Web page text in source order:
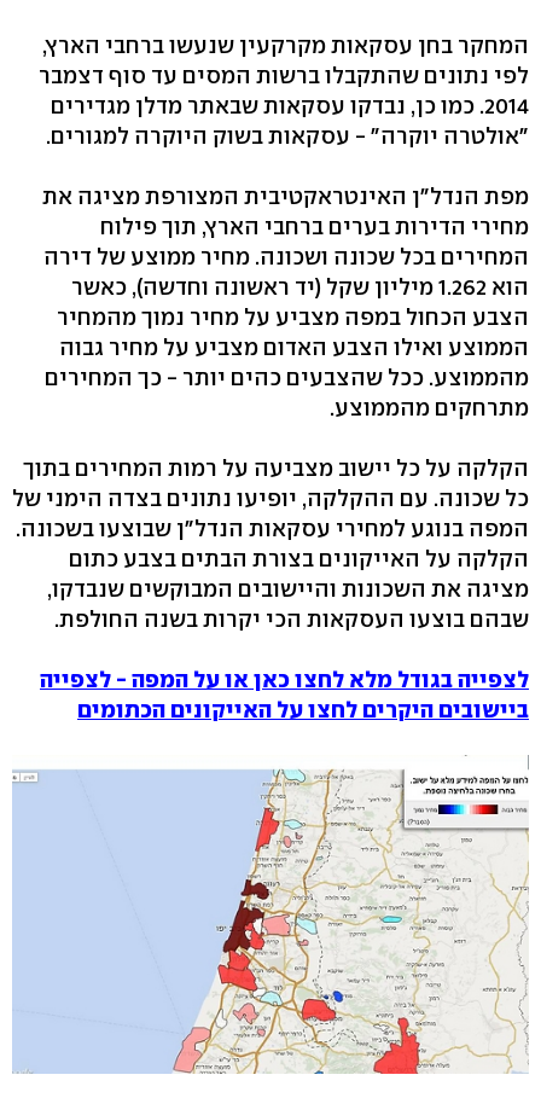
המחקר בחן עסקאות מקרקעין שנעשו ברחבי הארץ,
לפי נתונים שהתקבלו ברשות המסים עד סוף דצמבר
2014. כמו כן, נבדקו עסקאות שבאתר מדלן מגדירים
"אולטרה יוקרה" - עסקאות בשוק היוקרה למגורים.
מפת הנדל"ן האינטראקטיבית המצורפת מציגה את
מחירי הדירות בערים ברחבי הארץ, תוך פילוח
המחירים בכל שכונה ושכונה. מחיר ממוצע של דירה
הוא 1.262 מיליון שקל (יד ראשונה וחדשה), כאשר
הצבע הכחול במפה מצביע על מחיר נמוך מהמחיר
הממוצע ואילו הצבע האדום מצביע על מחיר גבוה
מהממוצע. ככל שהצבעים כהים יותר - כך המחירים
מתרחקים מהממוצע.
הקלקה על כל יישוב מצביעה על רמות המחירים בתוך
כל שכונה. עם ההקלקה, יופיעו נתונים בצדה הימני של
המפה בנוגע למחירי עסקאות הנדל"ן שבוצעו בשכונה.
הקלקה על האייקונים בצורת הבתים בצבע כתום
מציגה את השכונות והיישובים המבוקשים שנבדקו,
שבהם בוצעו העסקאות הכי יקרות בשנה החולפת.
לצפייה בגודל מלא לחצו כאן או על המפה - לצפייה
ביישובים היקרים לחצו על האייקונים הכתומים